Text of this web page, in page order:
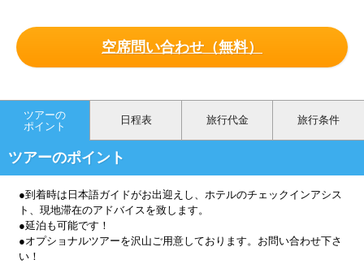
空席問い合わせ（無料）
ツアーの
ポイント
日程表 旅行代金 旅行条件
ツアーのポイント
●到着時は日本語ガイドがお出迎えし、ホテルのチェックインアシス
ト、現地滞在のアドバイスを致します。
●延泊も可能です！
●オプショナルツアーを沢山ご用意しております。お問い合わせ下さ
い！